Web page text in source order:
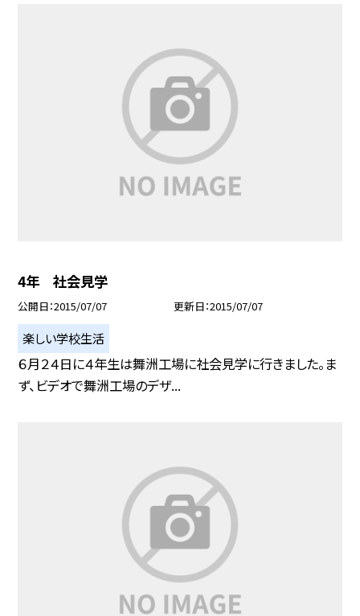
4年 社会見学
公開日 2015/07/07 更新日 2015/07/07
楽しい学校生活
６月２４日に４年生は舞洲工場に社会見学に行きました。ま
ず、ビデオで舞洲工場のデザ...